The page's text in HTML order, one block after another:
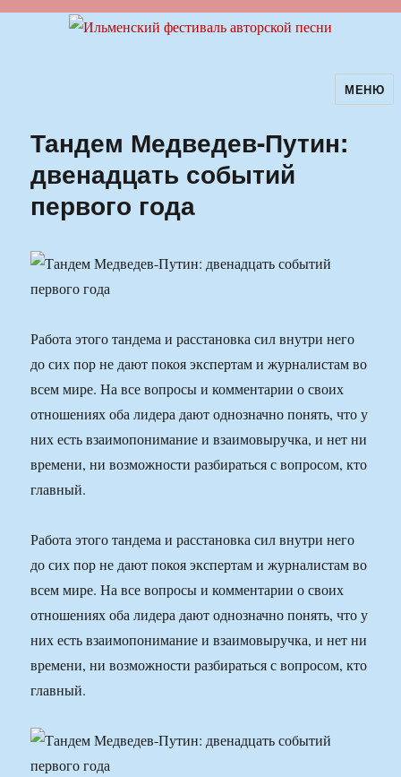
Ильменский фестиваль авторскойМЕНЮ
Тандем Медведев-Путин:
двенадцать событий
первого года
Работа этого тандема и расстановка сил внутри него
до сих пор не дают покоя экспертам и журналистам во
всем мире. На все вопросы и комментарии о своих
отношениях оба лидера дают однозначно понять, что у
них есть взаимопонимание и взаимовыручка, и нет ни
времени, ни возможности разбираться с вопросом, кто
главный.
Работа этого тандема и расстановка сил внутри него
до сих пор не дают покоя экспертам и журналистам во
всем мире. На все вопросы и комментарии о своих
отношениях оба лидера дают однозначно понять, что у
них есть взаимопонимание и взаимовыручка, и нет ни
времени, ни возможности разбираться с вопросом, кто
главный.